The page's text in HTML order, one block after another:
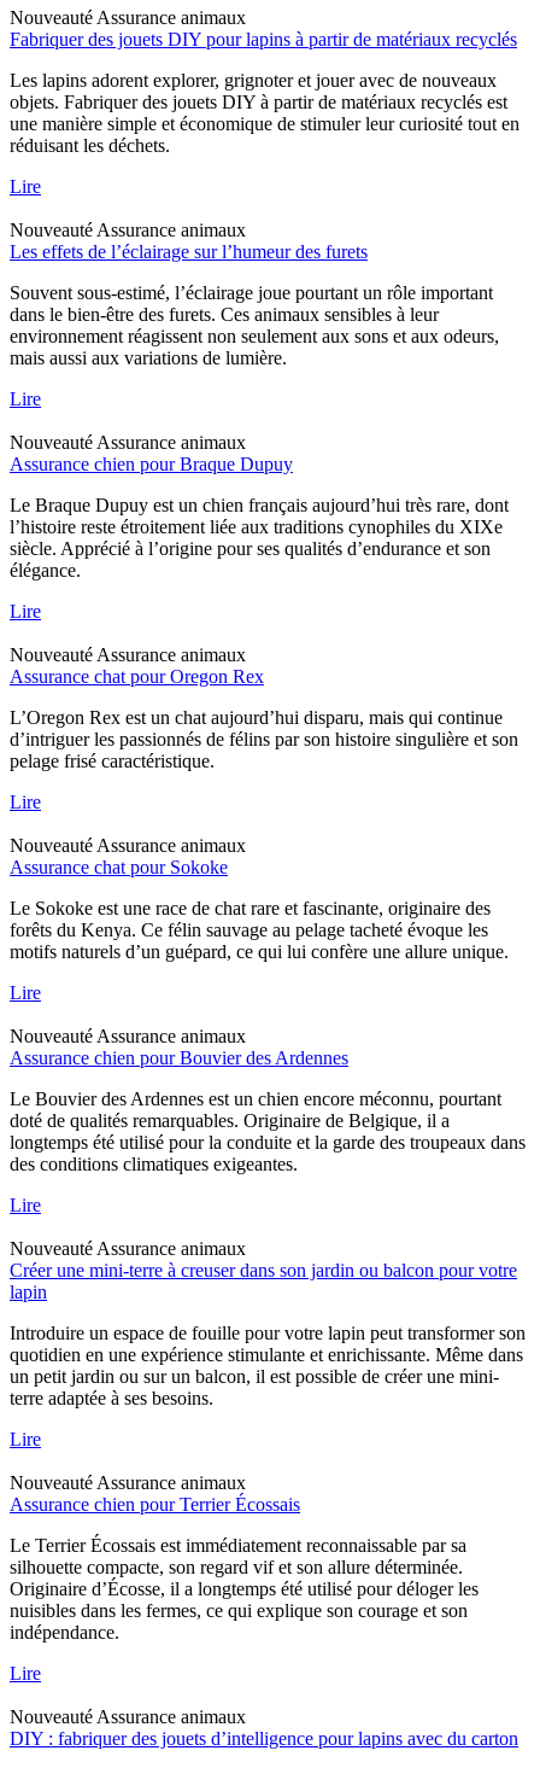
Nouveauté Assurance animaux
Fabriquer des jouets DIY pour lapins à partir de matériaux recyclés
Les lapins adorent explorer, grignoter et jouer avec de nouveaux
objets. Fabriquer des jouets DIY à partir de matériaux recyclés est
une manière simple et économique de stimuler leur curiosité tout en
réduisant les déchets.
Lire
Nouveauté Assurance animaux
Les effets de l’éclairage sur l’humeur des furets
Souvent sous-estimé, l’éclairage joue pourtant un rôle important
dans le bien-être des furets. Ces animaux sensibles à leur
environnement réagissent non seulement aux sons et aux odeurs,
mais aussi aux variations de lumière.
Lire
Nouveauté Assurance animaux
Assurance chien pour Braque Dupuy
Le Braque Dupuy est un chien français aujourd’hui très rare, dont
l’histoire reste étroitement liée aux traditions cynophiles du XIXe
siècle. Apprécié à l’origine pour ses qualités d’endurance et son
élégance.
Lire
Nouveauté Assurance animaux
Assurance chat pour Oregon Rex
L’Oregon Rex est un chat aujourd’hui disparu, mais qui continue
d’intriguer les passionnés de félins par son histoire singulière et son
pelage frisé caractéristique.
Lire
Nouveauté Assurance animaux
Assurance chat pour Sokoke
Le Sokoke est une race de chat rare et fascinante, originaire des
forêts du Kenya. Ce félin sauvage au pelage tacheté évoque les
motifs naturels d’un guépard, ce qui lui confère une allure unique.
Lire
Nouveauté Assurance animaux
Assurance chien pour Bouvier des Ardennes
Le Bouvier des Ardennes est un chien encore méconnu, pourtant
doté de qualités remarquables. Originaire de Belgique, il a
longtemps été utilisé pour la conduite et la garde des troupeaux dans
des conditions climatiques exigeantes.
Lire
Nouveauté Assurance animaux
Créer une mini-terre à creuser dans son jardin ou balcon pour votre
lapin
Introduire un espace de fouille pour votre lapin peut transformer son
quotidien en une expérience stimulante et enrichissante. Même dans
un petit jardin ou sur un balcon, il est possible de créer une mini-
terre adaptée à ses besoins.
Lire
Nouveauté Assurance animaux
Assurance chien pour Terrier Écossais
Le Terrier Écossais est immédiatement reconnaissable par sa
silhouette compacte, son regard vif et son allure déterminée.
Originaire d’Écosse, il a longtemps été utilisé pour déloger les
nuisibles dans les fermes, ce qui explique son courage et son
indépendance.
Lire
Nouveauté Assurance animaux
DIY : fabriquer des jouets d’intelligence pour lapins avec du carton